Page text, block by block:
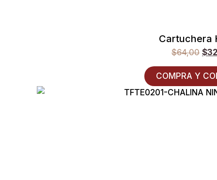
Cartuchera
$64,00 $
COMPRA Y